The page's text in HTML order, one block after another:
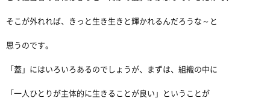
そこが外れれば、きっと生き生きと輝かれるんだろうな～と
思うのです。
「蓋」にはいろいろあるのでしょうが、まずは、組織の中に
「一人ひとりが主体的に生きることが良い」ということが